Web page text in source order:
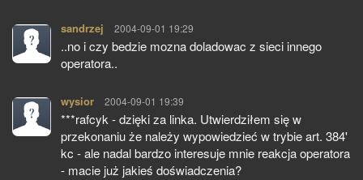
sandrzej pisze:
2004-09-01 19:29
..no i czy bedzie mozna doladowac z sieci innego
operatora..
wysior pisze:
2004-09-01 19:39
***rafcyk - dzięki za linka. Utwierdziłem się w
przekonaniu że należy wypowiedzieć w trybie art. 384'
kc - ale nadal bardzo interesuje mnie reakcja operatora
- macie już jakieś doświadczenia?